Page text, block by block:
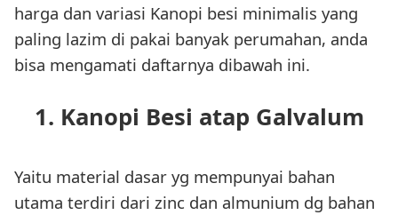
harga dan variasi Kanopi besi minimalis yang
paling lazim di pakai banyak perumahan, anda
bisa mengamati daftarnya dibawah ini.
1. Kanopi Besi atap Galvalum
Yaitu material dasar yg mempunyai bahan
utama terdiri dari zinc dan almunium dg bahan